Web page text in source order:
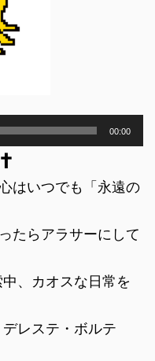
00:00
†
はいつでも「永遠の
たらアラサーにして
、カオスな日常を
レステ・ボルテ